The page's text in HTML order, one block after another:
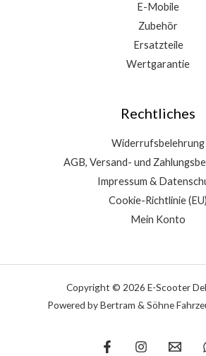
E-Mobile
Zubehör
Ersatzteile
Wertgarantie
Rechtliches
Widerrufsbelehrung
AGB, Versand- und
Impressum &
Cookie-Richtlinie (EU)
Mein Konto
Copyright © 2026 E-Scooter
Powered by Bertram & Söhne